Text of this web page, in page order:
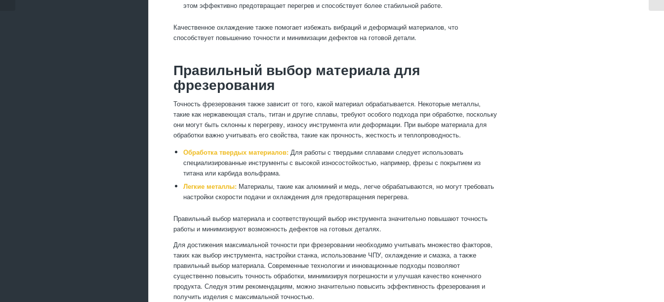
этом эффективно предотвращает перегрев и способствует более стабильной работе.
Качественное охлаждение также помогает избежать вибраций и деформаций материалов, что
способствует повышению точности и минимизации дефектов на готовой детали.
Правильный выбор материала для
фрезерования
Точность фрезерования также зависит от того, какой материал обрабатывается. Некоторые металлы,
такие как нержавеющая сталь, титан и другие сплавы, требуют особого подхода при обработке, поскольку
они могут быть склонны к перегреву, износу инструмента или деформации. При выборе материала для
обработки важно учитывать его свойства, такие как прочность, жесткость и теплопроводность.
Обработка твердых материалов: Для работы с твердыми сплавами следует использовать
специализированные инструменты с высокой износостойкостью, например, фрезы с покрытием из
титана или карбида вольфрама.
Легкие металлы: Материалы, такие как алюминий и медь, легче обрабатываются, но могут требовать
настройки скорости подачи и охлаждения для предотвращения перегрева.
Правильный выбор материала и соответствующий выбор инструмента значительно повышают точность
работы и минимизируют возможность дефектов на готовых деталях.
Для достижения максимальной точности при фрезеровании необходимо учитывать множество факторов,
таких как выбор инструмента, настройки станка, использование ЧПУ, охлаждение и смазка, а также
правильный выбор материала. Современные технологии и инновационные подходы позволяют
существенно повысить точность обработки, минимизируя погрешности и улучшая качество конечного
продукта. Следуя этим рекомендациям, можно значительно повысить эффективность фрезерования и
получить изделия с максимальной точностью.